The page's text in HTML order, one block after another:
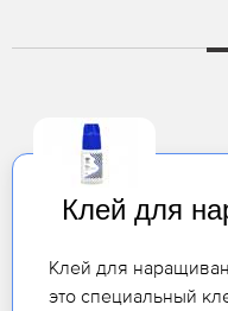
Клей для
Клей для
это специальный